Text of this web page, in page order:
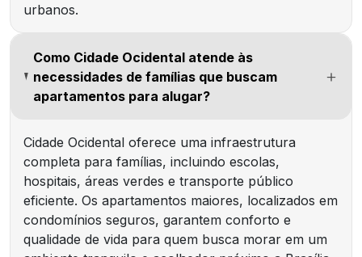
urbanos.
Como Cidade Ocidental atende às
necessidades de famílias que buscam
apartamentos para alugar?
Cidade Ocidental oferece uma infraestrutura
completa para famílias, incluindo escolas,
hospitais, áreas verdes e transporte público
eficiente. Os apartamentos maiores, localizados em
condomínios seguros, garantem conforto e
qualidade de vida para quem busca morar em um